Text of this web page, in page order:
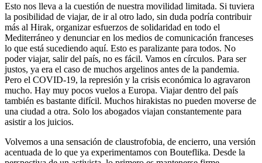
Esto nos lleva a la cuestión de nuestra movilidad limitada. Si tuviera
la posibilidad de viajar, de ir al otro lado, sin duda podría contribuir
más al Hirak, organizar esfuerzos de solidaridad en todo el
Mediterráneo y denunciar en los medios de comunicación franceses
lo que está sucediendo aquí. Esto es paralizante para todos. No
poder viajar, salir del país, no es fácil. Vamos en círculos. Para ser
justos, ya era el caso de muchos argelinos antes de la pandemia.
Pero el COVID-19, la represión y la crisis económica lo agravaron
mucho. Hay muy pocos vuelos a Europa. Viajar dentro del país
también es bastante difícil. Muchos hirakistas no pueden moverse de
una ciudad a otra. Solo los abogados viajan constantemente para
asistir a los juicios.
Volvemos a una sensación de claustrofobia, de encierro, una versión
acentuada de lo que ya experimentamos con Bouteflika. Desde la